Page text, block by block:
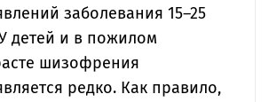
заболевания 15–25
детей и в пожилом
шизофрения
редко. Как правило,